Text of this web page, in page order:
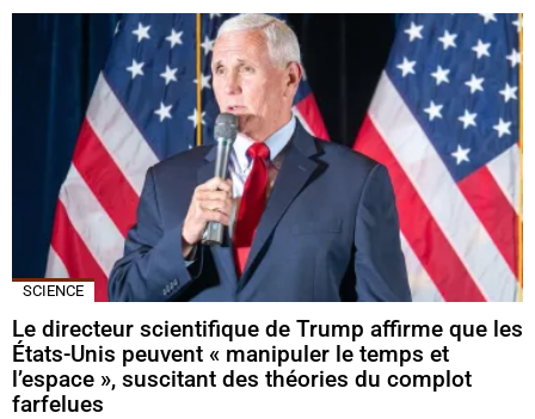
SCIENCE
Le directeur scientifique de Trump affirme que les
États-Unis peuvent « manipuler le temps et
l’espace », suscitant des théories du complot
farfelues